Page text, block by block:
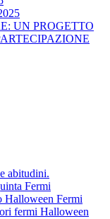
UN PROGETTO
abitudini.
Fermi
Halloween Fermi
fermi Halloween